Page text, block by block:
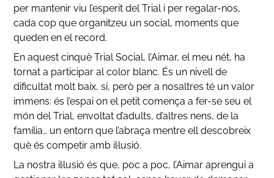
per mantenir viu l’esperit del Trial i per regalar-nos,
cada cop que organitzeu un social, moments que
queden en el record.
En aquest cinquè Trial Social, l’Aimar, el meu nét, ha
tornat a participar al color blanc. És un nivell de
dificultat molt baix, sí, però per a nosaltres té un valor
immens: és l’espai on el petit comença a fer-se seu el
món del Trial, envoltat d’adults, d’altres nens, de la
família… un entorn que l’abraça mentre ell descobreix
què és competir amb il·lusió.
La nostra il·lusió és que, poc a poc, l’Aimar aprengui a